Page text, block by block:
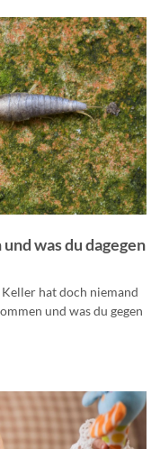
was du dagegen
hat doch niemand
und was du gegen